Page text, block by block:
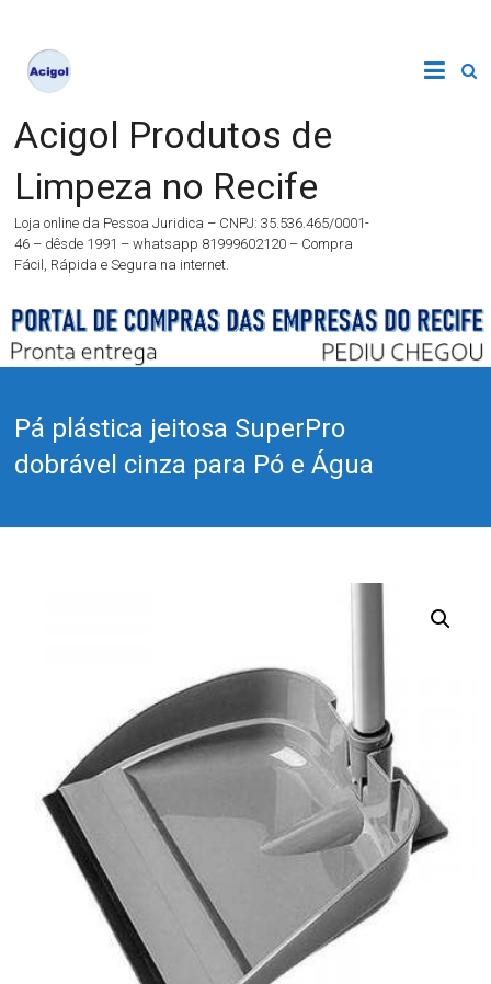
Acigol Produtos de
Limpeza no Recife
Loja online da Pessoa Juridica – CNPJ: 35.536.465/0001-
46 – dêsde 1991 – whatsapp 81999602120 – Compra
Fácil, Rápida e Segura na internet.
Pá plástica jeitosa SuperPro
dobrável cinza para Pó e Água